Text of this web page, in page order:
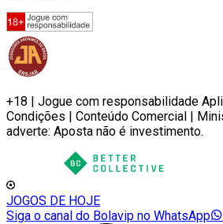
+18 | Jogue com responsabilidade
Condições | Conteúdo Comercial |
adverte: Aposta não é investimento.
JOGOS DE HOJE
Siga o canal do Bolavip no WhatsApp